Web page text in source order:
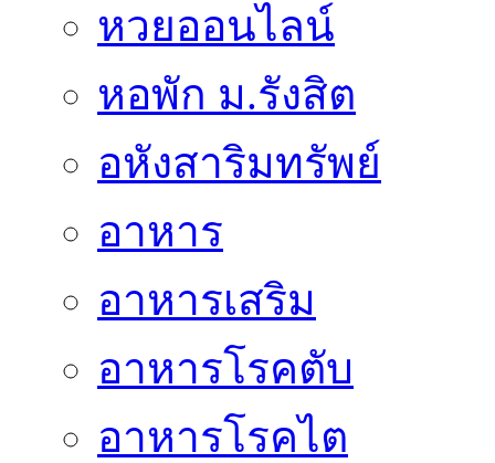
หวยออนไลน์
หอพัก ม.รังสิต
อหังสาริมทรัพย์
อาหาร
อาหารเสริม
อาหารโรคตับ
อาหารโรคไต